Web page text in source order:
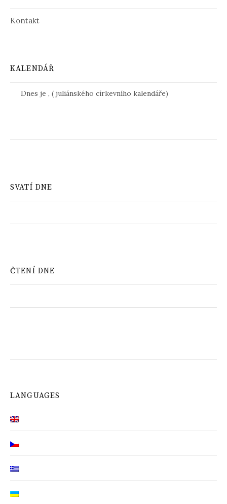
Kontakt
KALENDÁŘ
Dnes je , ( juliánského církevního kalendáře)
SVATÍ DNE
ČTENÍ DNE
LANGUAGES